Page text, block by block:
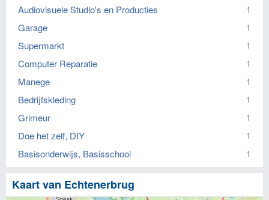
Audiovisuele Studio's en Producties 1
Garage 1
Supermarkt 1
Computer Reparatie 1
Manege 1
Bedrijfskleding 1
Grimeur 1
Doe het zelf, DIY 1
Basisonderwijs, Basisschool 1
Kaart van Echtenerbrug